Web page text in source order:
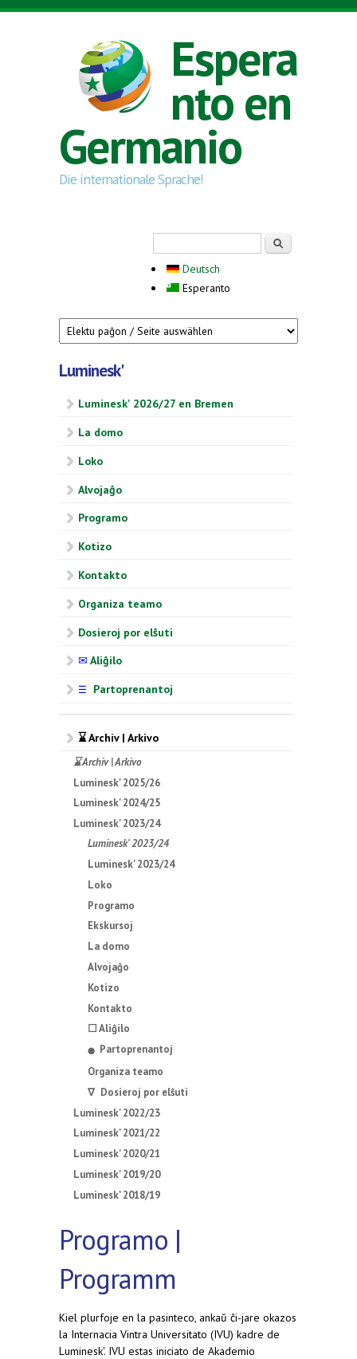
Skip to main content
Espera
nto en
Germanio
Die internationale Sprache!
Deutsch
Esperanto
Luminesk'
Luminesk' 2026/27 en Bremen
La domo
Loko
Alvojaĝo
Programo
Kotizo
Kontakto
Organiza teamo
Dosieroj por elŝuti
✉ Aliĝilo
☰ Partoprenantoj
⌛ Archiv | Arkivo
⌛ Archiv | Arkivo
Luminesk' 2025/26
Luminesk' 2024/25
Luminesk' 2023/24
Luminesk' 2023/24
Luminesk' 2023/24
Loko
Programo
Ekskursoj
La domo
Alvojaĝo
Kotizo
Kontakto
☐ Aliĝilo
⬤
Partoprenantoj
Organiza teamo
∇ Dosieroj por elŝuti
Luminesk' 2022/23
Luminesk' 2021/22
Luminesk' 2020/21
Luminesk' 2019/20
Luminesk' 2018/19
Programo |
Programm
Kiel plurfoje en la pasinteco, ankaŭ ĉi-jare okazos
la Internacia Vintra Universitato (IVU) kadre de
Luminesk'. IVU estas iniciato de Akademio